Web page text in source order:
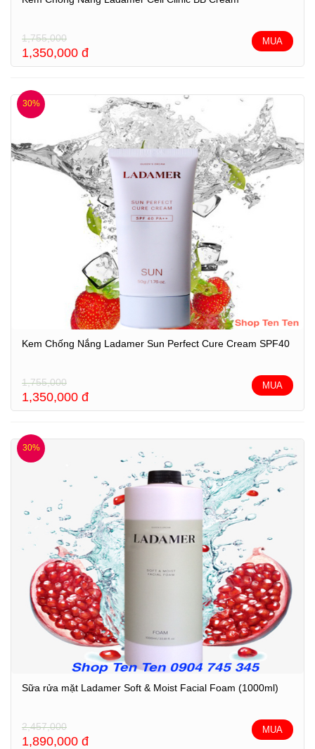
1,755,000
1,350,000 đ
MUA
30%
Kem Chống Nắng Ladamer Sun Perfect Cure Cream SPF40
1,755,000
1,350,000 đ
MUA
30%
Sữa rửa mặt Ladamer Soft & Moist Facial Foam (1000ml)
2,457,000
1,890,000 đ
MUA